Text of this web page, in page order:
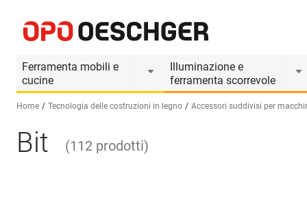
Ferramenta mobili e
cucine
Illuminazione e
ferramenta scorrevole
Seleziona una lingua (IT)
Home Tecnologia delle costruzioni in legno Accessori suddivisi per
Bit (112 prodotti)